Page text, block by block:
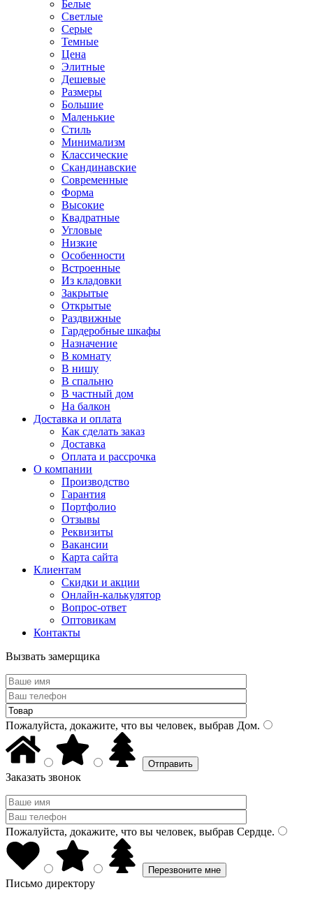
Белые
Светлые
Серые
Темные
Цена
Элитные
Дешевые
Размеры
Большие
Маленькие
Стиль
Минимализм
Классические
Скандинавские
Современные
Форма
Высокие
Квадратные
Угловые
Низкие
Особенности
Встроенные
Из кладовки
Закрытые
Открытые
Раздвижные
Гардеробные шкафы
Назначение
В комнату
В нишу
В спальню
В частный дом
На балкон
Доставка и оплата
Как сделать заказ
Доставка
Оплата и рассрочка
О компании
Производство
Гарантия
Портфолио
Отзывы
Реквизиты
Вакансии
Карта сайта
Клиентам
Скидки и акции
Онлайн-калькулятор
Вопрос-ответ
Оптовикам
Контакты
Вызвать замерщика
Пожалуйста, докажите, что вы человек, выбрав Дом.
Заказать звонок
Пожалуйста, докажите, что вы человек, выбрав Сердце.
Письмо директору